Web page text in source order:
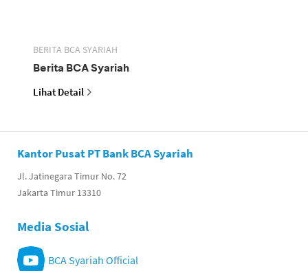
BERITA BCA SYARIAH
Berita BCA Syariah
Lihat Detail
Kantor Pusat PT Bank BCA Syariah
Jl. Jatinegara Timur No. 72
Jakarta Timur 13310
Media Sosial
BCA Syariah Official